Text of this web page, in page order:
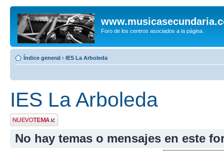
Foro de los centros asociados a la página.
Índice general ‹ IES La Arboleda
IES La Arboleda
Publicar un nuevo
tema
No hay temas o mensajes en este